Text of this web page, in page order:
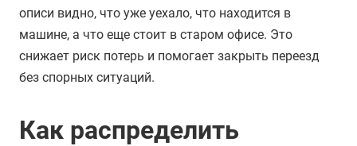
описи видно, что уже уехало, что находится в
машине, а что еще стоит в старом офисе. Это
снижает риск потерь и помогает закрыть переезд
без спорных ситуаций.
Как распределить